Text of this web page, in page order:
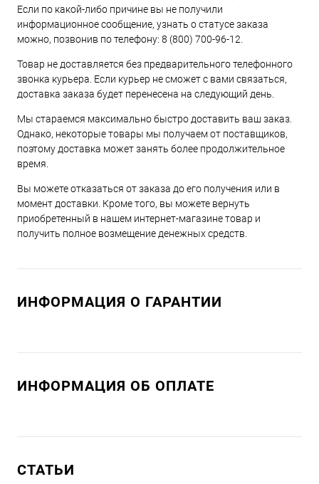
Если по какой-либо причине вы не получили
информационное сообщение, узнать о статусе заказа
можно, позвонив по телефону: 8 (800) 700-96-12.
Товар не доставляется без предварительного телефонного
звонка курьера. Если курьер не сможет с вами связаться,
доставка заказа будет перенесена на следующий день.
Мы стараемся максимально быстро доставить ваш заказ.
Однако, некоторые товары мы получаем от поставщиков,
поэтому доставка может занять более продолжительное
время.
Вы можете отказаться от заказа до его получения или в
момент доставки. Кроме того, вы можете вернуть
приобретенный в нашем интернет-магазине товар и
получить полное возмещение денежных средств.
ИНФОРМАЦИЯ О ГАРАНТИИ
ИНФОРМАЦИЯ ОБ ОПЛАТЕ
СТАТЬИ